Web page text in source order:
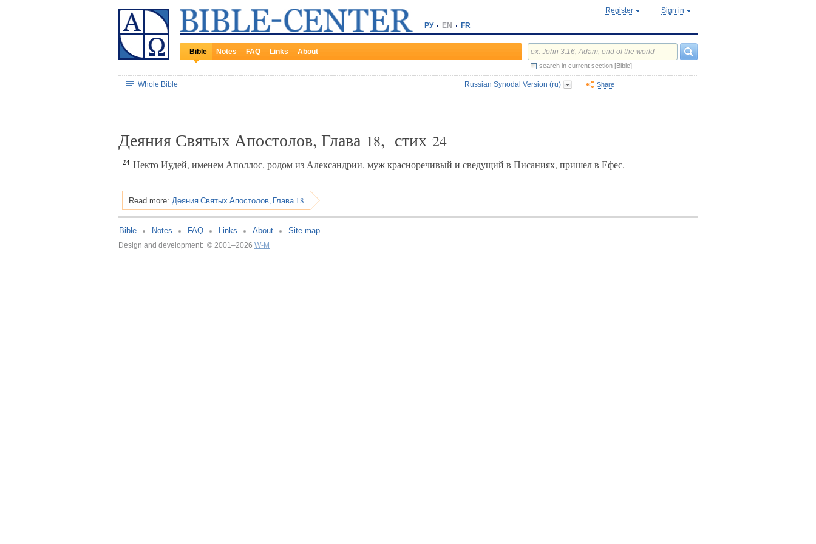
РУ EN FR
Register Sign in
Bible Notes FAQ Links About
search in current section [Bible]
Whole Bible Russian Synodal Version (ru) Share
Деяния Святых Апостолов, Глава 18, стих 24
24 Некто Иудей, именем Аполлос, родом из Александрии, муж красноречивый и сведущий в Писаниях, пришел в Ефес.
Read more: Деяния Святых Апостолов, Глава 18
Bible Notes FAQ Links About Site map
Design and development: © 2001–2026 W-M